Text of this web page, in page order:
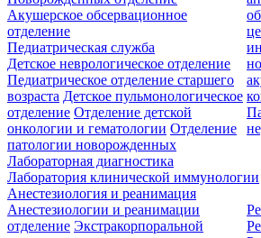
Акушерское обсервационное
отделение
Педиатрическая служба
Детское неврологическое отделение
Педиатрическое отделение старшего
возраста Детское пульмонологическое
отделение Отделение детской
онкологии и гематологии Отделение
патологии новорожденных
Лабораторная диагностика
Лаборатория клинической иммунологии
Анестезиология и реанимация
Анестезиологии и реанимации
отделение Экстракорпоральной